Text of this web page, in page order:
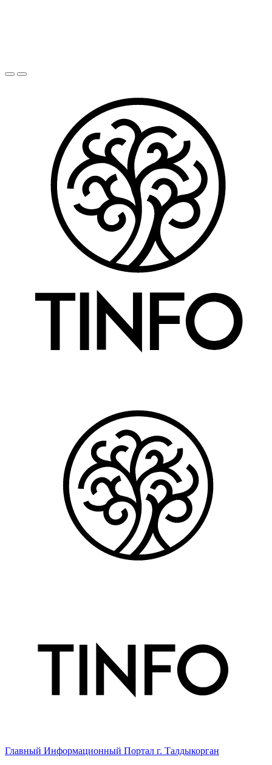
Главный Информационный Портал г. Талдыкорган